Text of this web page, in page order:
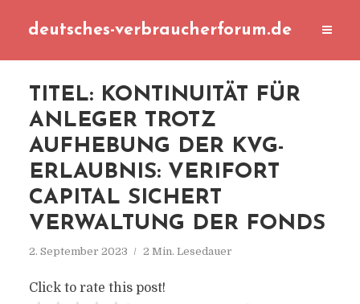
deutsches-verbraucherforum.de
TITEL: KONTINUITÄT FÜR
ANLEGER TROTZ
AUFHEBUNG DER KVG-
ERLAUBNIS: VERIFORT
CAPITAL SICHERT
VERWALTUNG DER FONDS
2. September 2023 2 Min. Lesedauer
Click to rate this post!